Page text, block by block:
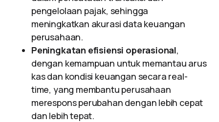
pengelolaan pajak, sehingga
meningkatkan akurasi data keuangan
perusahaan.
Peningkatan efisiensi operasional,
dengan kemampuan untuk memantau arus
kas dan kondisi keuangan secara real-
time, yang membantu perusahaan
merespons perubahan dengan lebih cepat
dan lebih tepat.